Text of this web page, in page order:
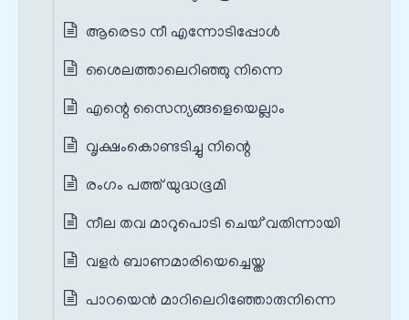
ആരെടാ നീ എന്നോടിപ്പോൾ
ശൈലത്താലെറിഞ്ഞു നിന്നെ
എന്റെ സൈന്യങ്ങളെയെല്ലാം
വൃക്ഷംകൊണ്ടടിച്ചു നിന്റെ
രംഗം പത്ത് യുദ്ധഭൂമി
നീല തവ മാറുപൊടി ചെയ്`വതിന്നായി
വളർ ബാണമാരിയെച്ചെയ്ത
പാറയെന്‍ മാറിലെറിഞ്ഞോരുനിന്നെ